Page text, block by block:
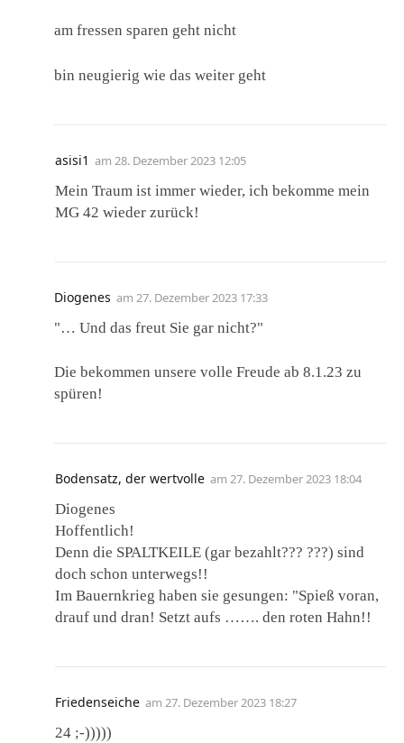
am fressen sparen geht nicht
bin neugierig wie das weiter geht
asisi1 am 28. Dezember 2023 12:05
Mein Traum ist immer wieder, ich bekomme mein
MG 42 wieder zurück!
Diogenes am 27. Dezember 2023 17:33
"… Und das freut Sie gar nicht?"
Die bekommen unsere volle Freude ab 8.1.23 zu
spüren!
Bodensatz, der wertvolle am 27. Dezember 2023 18:04
Diogenes
Hoffentlich!
Denn die SPALTKEILE (gar bezahlt??? ???) sind
doch schon unterwegs!!
Im Bauernkrieg haben sie gesungen: "Spieß voran,
drauf und dran! Setzt aufs ……. den roten Hahn!!
Friedenseiche am 27. Dezember 2023 18:27
24 ;-)))))